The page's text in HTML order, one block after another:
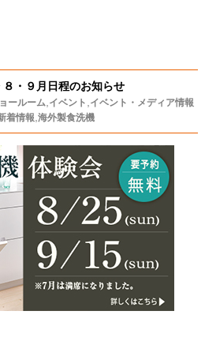
・９月日程のお知らせ
ールーム イベント イベント・メディア情報
着情報 海外製食洗機